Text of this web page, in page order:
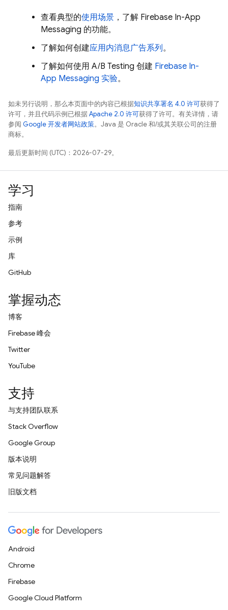
查看典型的使用场景 ，了解 Firebase In-App
Messaging 的功能。
了解如何创建应用内消息广告系列。
了解如何使用 A/B Testing 创建 Firebase In-
App Messaging 实验。
如未另行说明，那么本页面中的内容已根据知识共享署名 4.0 许可获得了
许可，并且代码示例已根据Apache 2.0 许可获得了许可。有关详情，请
参阅 Google 开发者网站政策。Java 是 Oracle 和/或其关联公司的注册
商标。
最后更新时间 (UTC)：2026-07-29。
学习
指南
参考
示例
库
GitHub
掌握动态
博客
Firebase 峰会
Twitter
YouTube
支持
与支持团队联系
Stack Overflow
Google Group
版本说明
常见问题解答
旧版文档
Android
Chrome
Firebase
Google Cloud Platform